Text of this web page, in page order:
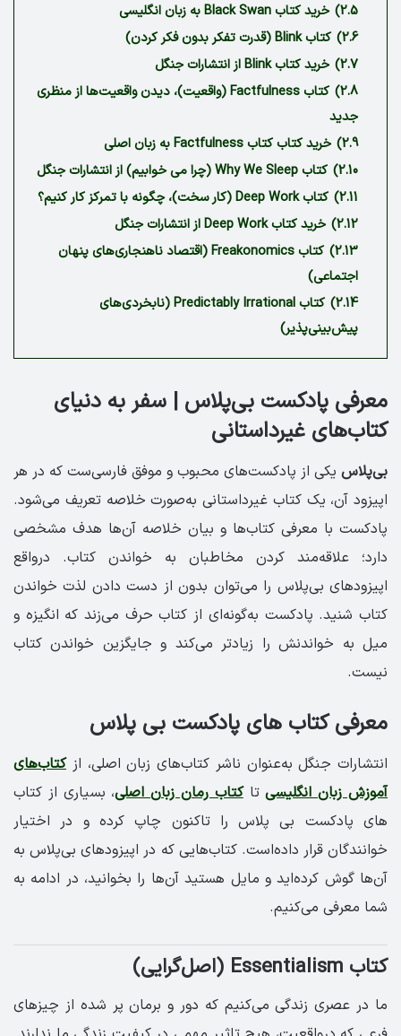
2.5) خرید کتاب Black Swan به زبان انگلیسی
2.6) کتاب Blink (قدرت تفکر بدون فکر کردن)
2.7) خرید کتاب Blink از انتشارات جنگل
2.8)
کتاب Factfulness (واقعیت)، دیدن واقعیت‌ها از منظری
جدید
2.9) خرید کتاب کتاب Factfulness به زبان اصلی
2.10) کتاب Why We Sleep (چرا می خوابیم) از انتشارات جنگل
2.11) کتاب Deep Work (کار سخت)، چگونه با تمرکز کار کنیم؟
2.12) خرید کتاب Deep Work از انتشارات جنگل
2.13)
کتاب Freakonomics (اقتصاد ناهنجاری‌های پنهان
اجتماعی)
2.14)
کتاب Predictably Irrational (نابخردی‌های
پیش‌بینی‌پذیر)
معرفی پادکست بی‌پلاس | سفر به دنیای
کتاب‌های غیرداستانی
بی‌پلاس یکی از پادکست‌های محبوب و موفق فارسی‌ست که در هر
اپیزود آن، یک کتاب غیرداستانی به‌صورت خلاصه تعریف می‌شود.
پادکست با معرفی کتاب‌ها و بیان خلاصه آن‌ها هدف مشخصی
دارد؛ علاقه‌مند کردن مخاطبان به خواندن کتاب. درواقع
اپیزودهای بی‌پلاس را می‌توان بدون از دست دادن لذت خواندن
کتاب شنید. پادکست به‌گونه‌ای از کتاب حرف می‌زند که انگیزه و
میل به خواندنش را زیادتر می‌کند و جایگزین خواندن کتاب
نیست.
معرفی کتاب های پادکست بی پلاس
انتشارات جنگل به‌عنوان ناشر کتاب‌های زبان اصلی، ازکتاب‌های
آموزش زبان انگلیسیتاکتاب رمان زبان اصلی، بسیاری از کتاب‌
های پادکست بی پلاس را تاکنون چاپ کرده و در اختیار
خوانندگان قرار داده‌است. کتاب‌‌هایی که در اپیزودهای بی‌پلاس به
آن‌ها گوش کرده‌اید و مایل هستید آن‌ها را بخوانید، در ادامه به
شما معرفی می‌کنیم.
کتاب Essentialism‌ (اصل‌گرایی)
ما در عصری زندگی می‌کنیم که دور و برمان پر شده از چیزهای